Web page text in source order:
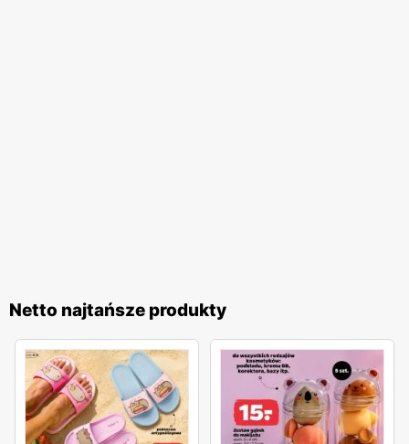
Netto najtańsze produkty